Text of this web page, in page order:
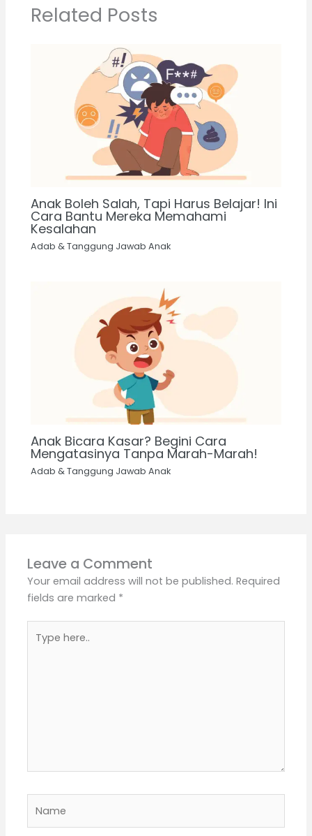
Related Posts
Anak Boleh Salah, Tapi Harus Belajar! Ini
Cara Bantu Mereka Memahami
Kesalahan
Adab & Tanggung Jawab Anak
Anak Bicara Kasar? Begini Cara
Mengatasinya Tanpa Marah-Marah!
Adab & Tanggung Jawab Anak
Leave a Comment
Your email address will not be published. Required
fields are marked *
here..